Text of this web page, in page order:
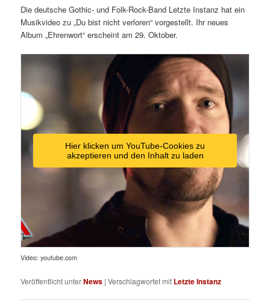
Die deutsche Gothic- und Folk-Rock-Band Letzte Instanz hat ein
Musikvideo zu „Du bist nicht verloren“ vorgestellt. Ihr neues
Album „Ehrenwort“ erscheint am 29. Oktober.
Hier klicken um YouTube-Cookies zu
akzeptieren und den Inhalt zu laden
Video: youtube.com
Veröffentlicht unterNews |Verschlagwortet mit Letzte Instanz